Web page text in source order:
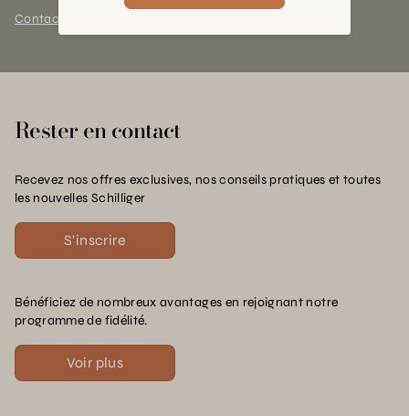
Contact et horaires
Rester en contact
Recevez nos offres exclusives, nos conseils pratiques et toutes
les nouvelles Schilliger
S'inscrire
Bénéficiez de nombreux avantages en rejoignant notre
programme de fidélité.
Voir plus